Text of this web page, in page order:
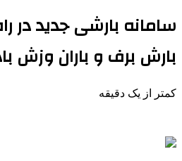
سامانه بارشی جدید در
بارش برف و باران وزش
کمتر از یک دقیقه